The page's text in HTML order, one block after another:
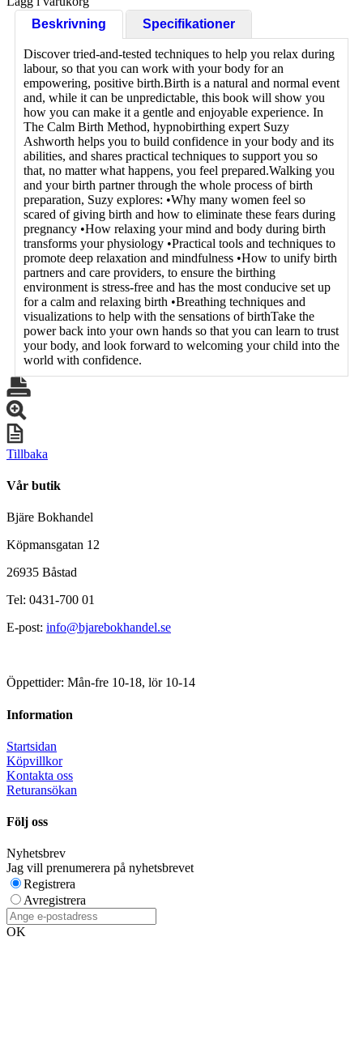
Beskrivning
Specifikationer
Discover tried-and-tested techniques to help you relax during
labour, so that you can work with your body for an
empowering, positive birth.Birth is a natural and normal event
and, while it can be unpredictable, this book will show you
how you can make it a gentle and enjoyable experience. In
The Calm Birth Method, hypnobirthing expert Suzy
Ashworth helps you to build confidence in your body and its
abilities, and shares practical techniques to support you so
that, no matter what happens, you feel prepared.Walking you
and your birth partner through the whole process of birth
preparation, Suzy explores: •Why many women feel so
scared of giving birth and how to eliminate these fears during
pregnancy •How relaxing your mind and body during birth
transforms your physiology •Practical tools and techniques to
promote deep relaxation and mindfulness •How to unify birth
partners and care providers, to ensure the birthing
environment is stress-free and has the most conducive set up
for a calm and relaxing birth •Breathing techniques and
visualizations to help with the sensations of birthTake the
power back into your own hands so that you can learn to trust
your body, and look forward to welcoming your child into the
world with confidence.
Tillbaka
Vår butik
Bjäre Bokhandel
Köpmansgatan 12
26935 Båstad
Tel: 0431-700 01
E-post: info@bjarebokhandel.se
Öppettider: Mån-fre 10-18, lör 10-14
Information
Startsidan
Köpvillkor
Kontakta oss
Returansökan
Följ oss
Nyhetsbrev
Jag vill prenumerera på nyhetsbrevet
Registrera
Avregistrera
OK